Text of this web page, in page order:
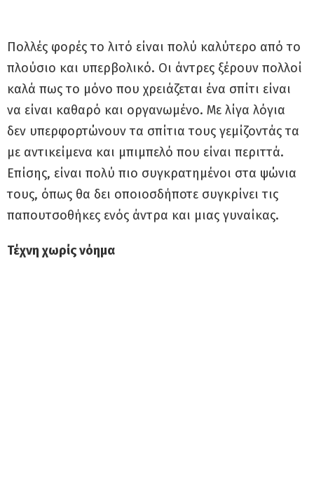
Πολλές φορές το λιτό είναι πολύ καλύτερο από το
πλούσιο και υπερβολικό. Οι άντρες ξέρουν πολλοί
καλά πως το μόνο που χρειάζεται ένα σπίτι είναι
να είναι καθαρό και οργανωμένο. Με λίγα λόγια
δεν υπερφορτώνουν τα σπίτια τους γεμίζοντάς τα
με αντικείμενα και μπιμπελό που είναι περιττά.
Επίσης, είναι πολύ πιο συγκρατημένοι στα ψώνια
τους, όπως θα δει οποιοσδήποτε συγκρίνει τις
παπουτσοθήκες ενός άντρα και μιας γυναίκας.
Τέχνη χωρίς νόημα